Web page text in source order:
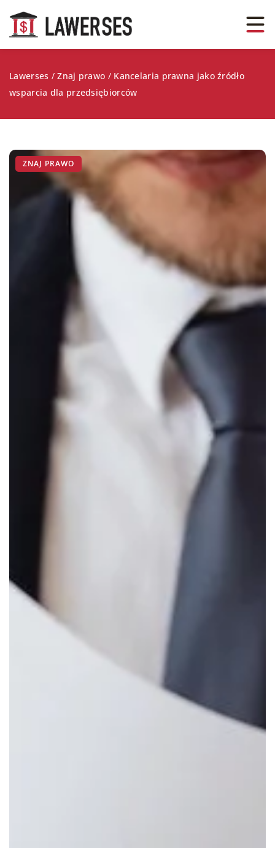
Lawerses /Znaj prawo / Kancelaria prawna jako źródło
wsparcia dla przedsiębiorców
ZNAJ PRAWO